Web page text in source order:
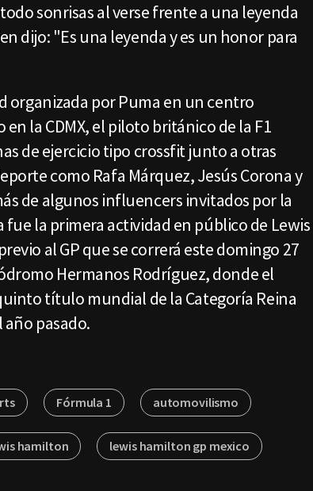
sonrisas al verse frente a una leyenda
dijo: "Es una leyenda y es un honor para
organizada por Puma en un centro
la CDMX, el piloto británico de la F1
de ejercicio tipo crossfit junto a otras
como Rafa Márquez, Jesús Corona y
de algunos influencers invitados por la
fue la primera actividad en público de Lewis
al GP que se correrá este domingo 27
Hermanos Rodríguez, donde el
título mundial de la Categoría Reina
pasado.
Fórmula 1 automovilismo
hamilton lewis hamilton gp mexico